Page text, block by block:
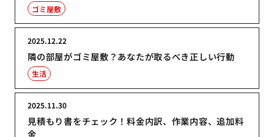
ゴミ屋敷
隣の部屋がゴミ屋敷？あなたが取るべき正しい行動
2025.12.22
生活
見積もり書をチェック！料金内訳、作業内容、追加料
金
2025.11.30